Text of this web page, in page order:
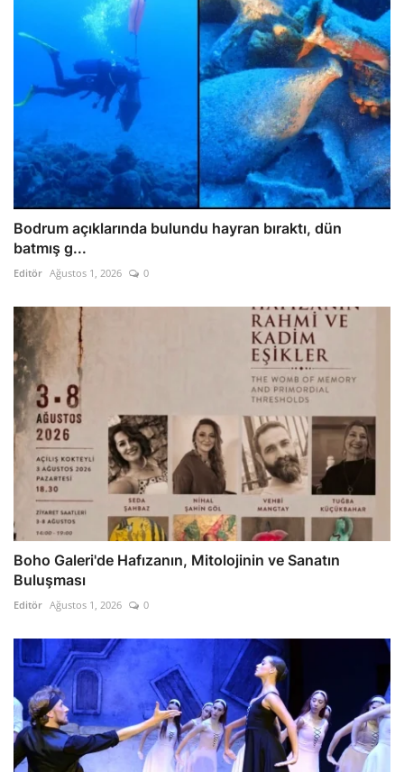
Bodrum açıklarında bulundu hayran bıraktı, dün
batmış g...
Editör Ağustos 1, 2026 0
Boho Galeri'de Hafızanın, Mitolojinin ve Sanatın
Buluşması
Editör Ağustos 1, 2026 0